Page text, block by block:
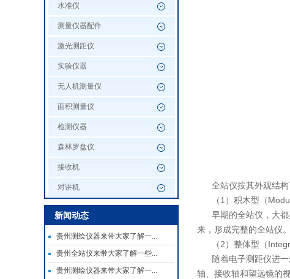
水准仪
测量仪器配件
激光测距仪
实验仪器
无人机测量仪
面积测量仪
检测仪器
森林罗盘仪
接收机
对讲机
新闻动态
贵州测绘仪器来带大家了解一...
贵州全站仪来带大家了解一些...
贵州测绘仪器来带大家了解一...
全站仪按其外观结构
（1）积木型（
早期的全站仪，大
来，形成完整的全站仪。
（2）整体型（
随着电子测距仪进
轴、接收轴和望远镜的